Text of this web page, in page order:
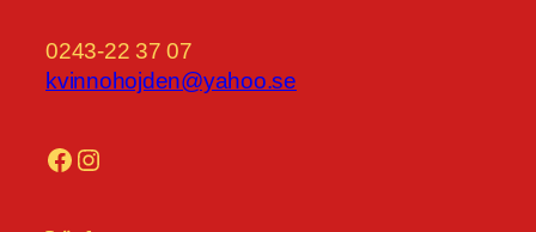
0243-22 37 07
kvinnohojden@yahoo.se
Facebook Instagram